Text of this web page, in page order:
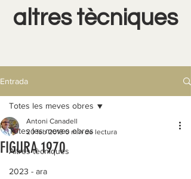
altres tècniques
Entrada
Totes les meves obres
Altres tècniques
2023 - ara
Totes les meves obres
FIGURA 1970
Antoni Canadell
20 feb 2018 0 min de lectura